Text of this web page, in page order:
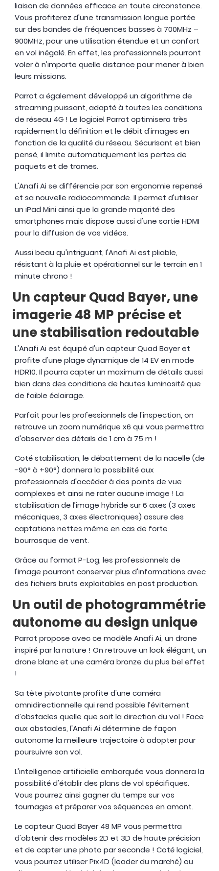
liaison de données efficace en toute circonstance.
Vous profiterez d'une transmission longue portée
sur des bandes de fréquences basses à 700MHz –
900MHz, pour une utilisation étendue et un confort
en vol inégalé. En effet, les professionnels pourront
voler à n'importe quelle distance pour mener à bien
leurs missions.
Parrot a également développé un algorithme de
streaming puissant, adapté à toutes les conditions
de réseau 4G ! Le logiciel Parrot optimisera très
rapidement la définition et le débit d'images en
fonction de la qualité du réseau. Sécurisant et bien
pensé, il limite automatiquement les pertes de
paquets et de trames.
L'Anafi Ai se différencie par son ergonomie repensé
et sa nouvelle radiocommande. Il permet d'utiliser
un iPad Mini ainsi que la grande majorité des
smartphones mais dispose aussi d'une sortie HDMI
pour la diffusion de vos vidéos.
Aussi beau qu'intriguant, l'Anafi Ai est pliable,
résistant à la pluie et opérationnel sur le terrain en 1
minute chrono !
Un capteur Quad Bayer, une
imagerie 48 MP précise et
une stabilisation redoutable
L'Anafi Ai est équipé d'un capteur Quad Bayer et
profite d'une plage dynamique de 14 EV en mode
HDR10. Il pourra capter un maximum de détails aussi
bien dans des conditions de hautes luminosité que
de faible éclairage.
Parfait pour les professionnels de l'inspection, on
retrouve un zoom numérique x6 qui vous permettra
d'observer des détails de 1 cm à 75 m !
Coté stabilisation, le débattement de la nacelle (de
-90° à +90°) donnera la possibilité aux
professionnels d'accéder à des points de vue
complexes et ainsi ne rater aucune image ! La
stabilisation de l’image hybride sur 6 axes (3 axes
mécaniques, 3 axes électroniques) assure des
captations nettes même en cas de forte
bourrasque de vent.
Grâce au format P-Log, les professionnels de
l'image pourront conserver plus d'informations avec
des fichiers bruts exploitables en post production.
Un outil de photogrammétrie
autonome au design unique
Parrot propose avec ce modèle Anafi Ai, un drone
inspiré par la nature ! On retrouve un look élégant, un
drone blanc et une caméra bronze du plus bel effet
!
Sa tête pivotante profite d'une caméra
omnidirectionnelle qui rend possible l’évitement
d’obstacles quelle que soit la direction du vol ! Face
aux obstacles, l'Anafi Ai détermine de façon
autonome la meilleure trajectoire à adopter pour
poursuivre son vol.
L'intelligence artificielle embarquée vous donnera la
possibilité d'établir des plans de vol spécifiques.
Vous pourrez ainsi gagner du temps sur vos
tournages et préparer vos séquences en amont.
Le capteur Quad Bayer 48 MP vous permettra
d'obtenir des modèles 2D et 3D de haute précision
et de capter une photo par seconde ! Coté logiciel,
vous pourrez utiliser Pix4D (leader du marché) ou